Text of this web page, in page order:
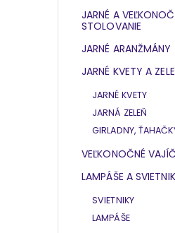
JARNÉ A
STOLOVANIE
JARNÉ ARANŽMÁNY
JARNÉ KVETY A
JARNÉ KVETY
JARNÁ ZELEŇ
GIRLADNY,
VEĽKONOČNÉ
LAMPÁŠE A
SVIETNIKY
LAMPÁŠE